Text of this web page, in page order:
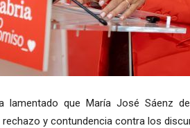
lamentado que María José Sáenz
y contundencia contra los